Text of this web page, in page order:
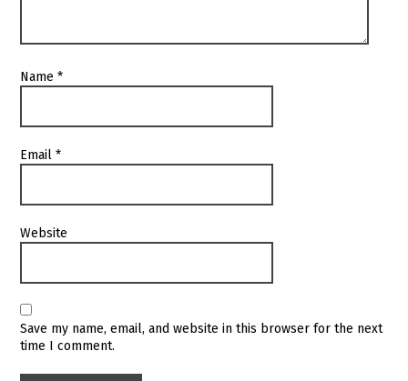
Name*
Email*
Website
Save my name, email, and website in this browser for the next
time I comment.